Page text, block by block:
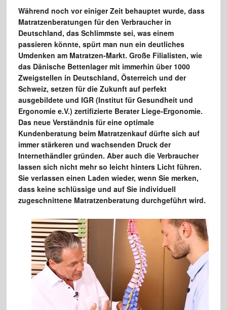
Während noch vor einiger Zeit behauptet wurde, dass
Matratzenberatungen für den Verbraucher in
Deutschland, das Schlimmste sei, was einem
passieren könnte, spürt man nun ein deutliches
Umdenken am Matratzen-Markt. Große Filialisten, wie
das Dänische Bettenlager mit immerhin über 1000
Zweigstellen in Deutschland, Österreich und der
Schweiz, setzen für die Zukunft auf perfekt
ausgebildete und IGR (Institut für Gesundheit und
Ergonomie e.V.) zertifizierte Berater Liege-Ergonomie.
Das neue Verständnis für eine optimale
Kundenberatung beim Matratzenkauf dürfte sich auf
immer stärkeren und wachsenden Druck der
Internethändler gründen. Aber auch die Verbraucher
lassen sich nicht mehr so leicht hinters Licht führen.
Sie verlassen einen Laden wieder, wenn Sie merken,
dass keine schlüssige und auf Sie individuell
zugeschnittene Matratzenberatung durchgeführt wird.